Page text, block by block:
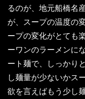
るのが、地元船橋名
が、スープの温度の
ープの変化がとても
ーワンのラーメンに
ート麺で、しっかり
し麺量が少ないかス
欲を言えばもう少し